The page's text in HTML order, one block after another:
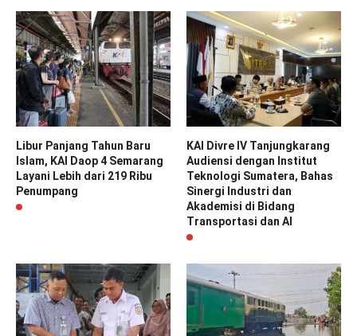
Libur Panjang Tahun Baru
Islam, KAI Daop 4 Semarang
Layani Lebih dari 219 Ribu
Penumpang
KAI Divre IV Tanjungkarang
Audiensi dengan Institut
Teknologi Sumatera, Bahas
Sinergi Industri dan
Akademisi di Bidang
Transportasi dan AI